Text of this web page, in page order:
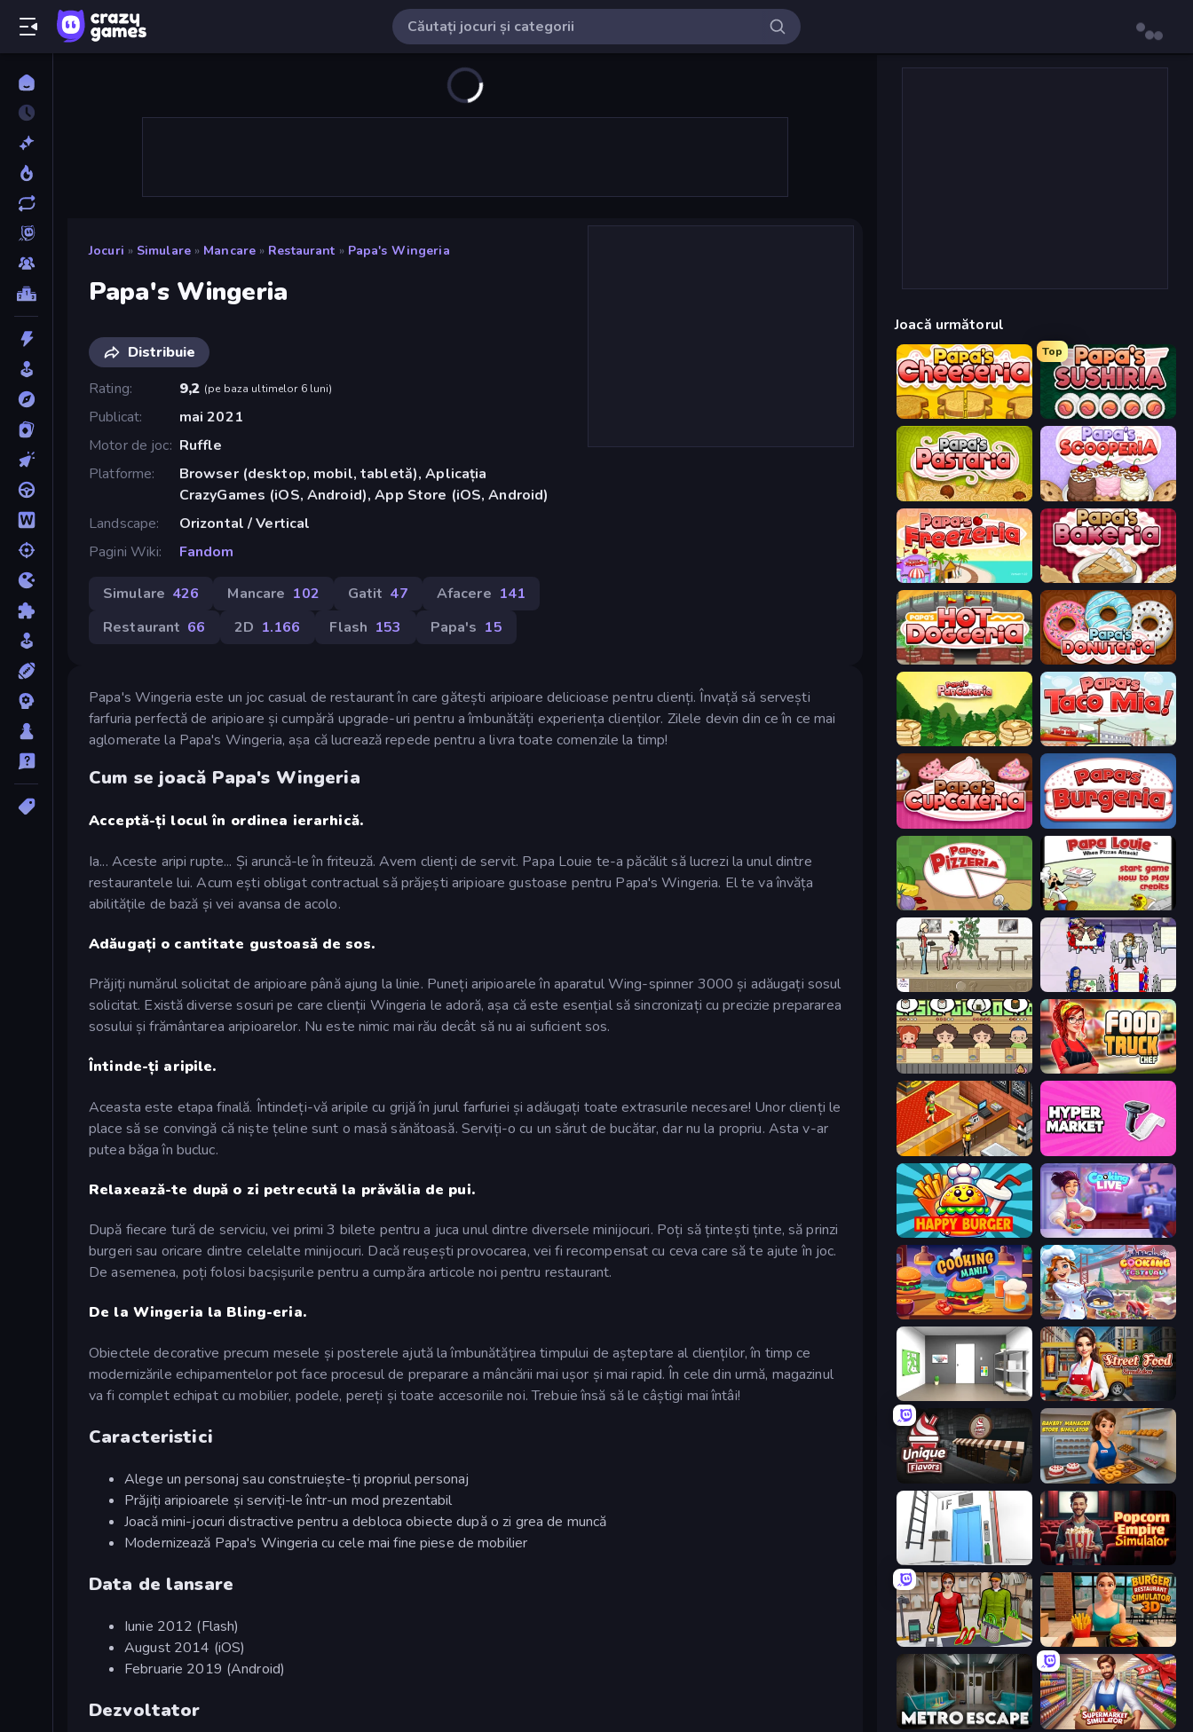
Jocuri » Simulare » Mancare » Restaurant » Papa's Wingeria
Papa's Wingeria
Distribuie
Rating
9,2 (pe baza ultimelor 6 luni)
Publicat
mai 2021
Motor de joc Ruffle
Platforme
Browser (desktop, mobil, tabletă), Aplicația
CrazyGames (iOS, Android), App Store (iOS, Android)
Landscape
Orizontal / Vertical
Pagini Wiki
Fandom
Simulare 426 Mancare 102 Gatit 47 Afacere 141
Restaurant 66 2D 1.166 Flash 153 Papa's 15
Papa's Wingeria este un joc casual de restaurant în care gătești aripioare delicioase pentru clienți. Învață să servești
farfuria perfectă de aripioare și cumpără upgrade-uri pentru a îmbunătăți experiența clienților. Zilele devin din ce în ce mai
aglomerate la Papa's Wingeria, așa că lucrează repede pentru a livra toate comenzile la timp!
Cum se joacă Papa's Wingeria
Acceptă-ți locul în ordinea ierarhică.
Ia... Aceste aripi rupte... Și aruncă-le în friteuză. Avem clienți de servit. Papa Louie te-a păcălit să lucrezi la unul dintre
restaurantele lui. Acum ești obligat contractual să prăjești aripioare gustoase pentru Papa's Wingeria. El te va învăța
abilitățile de bază și vei avansa de acolo.
Adăugați o cantitate gustoasă de sos.
Prăjiți numărul solicitat de aripioare până ajung la linie. Puneți aripioarele în aparatul Wing-spinner 3000 și adăugați sosul
solicitat. Există diverse sosuri pe care clienții Wingeria le adoră, așa că este esențial să sincronizați cu precizie prepararea
sosului și frământarea aripioarelor. Nu este nimic mai rău decât să nu ai suficient sos.
Întinde-ți aripile.
Aceasta este etapa finală. Întindeți-vă aripile cu grijă în jurul farfuriei și adăugați toate extrasurile necesare! Unor clienți le
place să se convingă că niște țeline sunt o masă sănătoasă. Serviți-o cu un sărut de bucătar, dar nu la propriu. Asta v-ar
putea băga în bucluc.
Relaxează-te după o zi petrecută la prăvălia de pui.
După fiecare tură de serviciu, vei primi 3 bilete pentru a juca unul dintre diversele minijocuri. Poți să țintești ținte, să prinzi
burgeri sau oricare dintre celelalte minijocuri. Dacă reușești provocarea, vei fi recompensat cu ceva care să te ajute în joc.
De asemenea, poți folosi bacșișurile pentru a cumpăra articole noi pentru restaurant.
De la Wingeria la Bling-eria.
Obiectele decorative precum mesele și posterele ajută la îmbunătățirea timpului de așteptare al clienților, în timp ce
modernizările echipamentelor pot face procesul de preparare a mâncării mai ușor și mai rapid. În cele din urmă, magazinul
va fi complet echipat cu mobilier, podele, pereți și toate accesoriile noi. Trebuie însă să le câștigi mai întâi!
Caracteristici
Alege un personaj sau construiește-ți propriul personaj
Prăjiți aripioarele și serviți-le într-un mod prezentabil
Joacă mini-jocuri distractive pentru a debloca obiecte după o zi grea de muncă
Modernizează Papa's Wingeria cu cele mai fine piese de mobilier
Data de lansare
Iunie 2012 (Flash)
August 2014 (iOS)
Februarie 2019 (Android)
Dezvoltator
Joacă următorul
Papa's Cheeseria
Top
Papa's Sushiria
Papa's Pastaria Papa's Scooperia
Papa's Freezeria Papa's Bakeria
Papa's Hot Doggeria Papa's Donuteria
Papa's Pancakeria Papa's Taco Mia
Papas Cupcakeria Papa's Burgeria
Papa's Pizzeria Papa Louie: When Pizzas Attack
The Waitress Diner Dash
Food Truck Chef™: A Fun Cooking Game
Cinema Panic 2 Hypermarket 3D
Happy Burger Cooking Live
Cooking Mania Cooking Festival
Paint Room Escape Street Food Simulator
Unique Flavors Bakery Manager: Store Simulator
Elevator Room Escape
Shop Master 3D
Metro Escape Supermarket Simulator: Store Manager